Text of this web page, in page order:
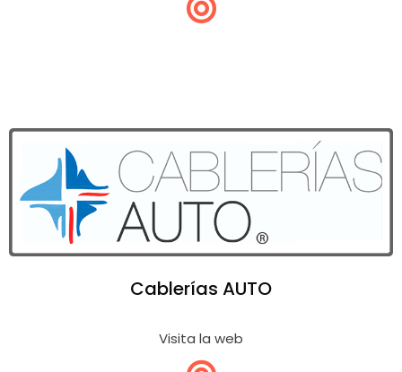
Cablerías AUTO
Visita la web